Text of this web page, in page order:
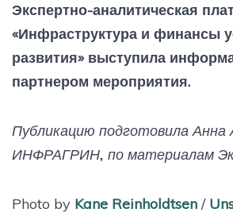
Экспертно-аналитическая
«Инфраструктура и финансы
развития» выступила
партнером мероприятия.
Публикацию подготовила Анна
ИНФРАГРИН, по материалам
Photo by Kane Reinholdtsen /